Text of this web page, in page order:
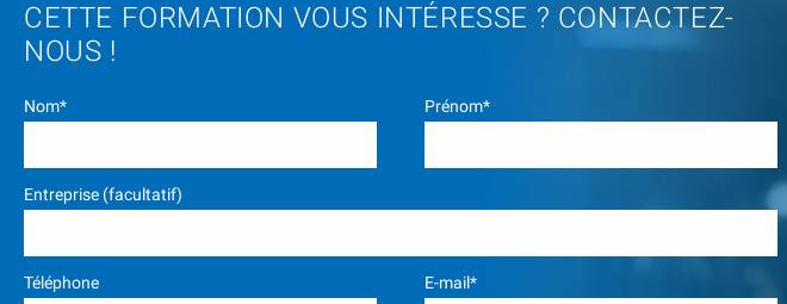
CETTE FORMATION VOUS INTÉRESSE ? CONTACTEZ-
NOUS !
Nom* Prénom*
Entreprise (facultatif)
Téléphone E-mail*